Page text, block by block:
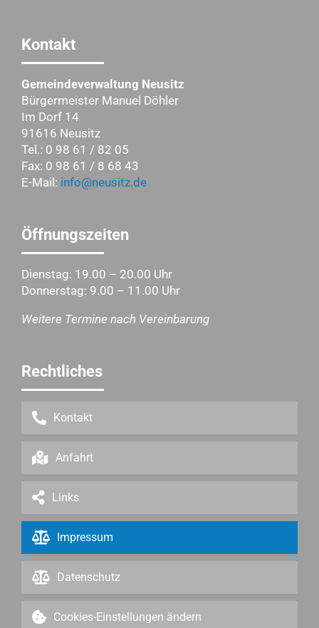
Kontakt
Gemeindeverwaltung Neusitz
Bürgermeister Manuel Döhler
Im Dorf 14
91616 Neusitz
Tel.: 0 98 61 / 82 05
Fax: 0 98 61 / 8 68 43
E-Mail: info@neusitz.de
Öffnungszeiten
Dienstag: 19.00 – 20.00 Uhr
Donnerstag: 9.00 – 11.00 Uhr
Weitere Termine nach Vereinbarung
Rechtliches
Kontakt
Anfahrt
Links
Impressum
Datenschutz
Cookies-Einstellungen ändern